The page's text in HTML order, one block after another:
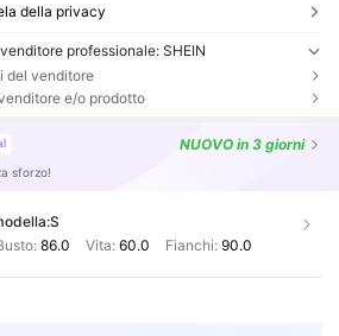
della privacy
professionale: SHEIN
del venditore
e/o prodotto
NUOVO in 3 giorni
sforzo!
S
86.0 Vita: 60.0 Fianchi: 90.0